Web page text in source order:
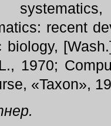
recent
biology,
1970;
«Taxon»,